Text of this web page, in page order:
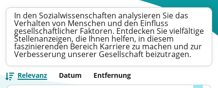
In den Sozialwissenschaften analysieren Sie das
Verhalten von Menschen und den Einfluss
gesellschaftlicher Faktoren. Entdecken Sie vielfältige
Stellenanzeigen, die Ihnen helfen, in diesem
faszinierenden Bereich Karriere zu machen und zur
Verbesserung unserer Gesellschaft beizutragen.
Relevanz Datum Entfernung